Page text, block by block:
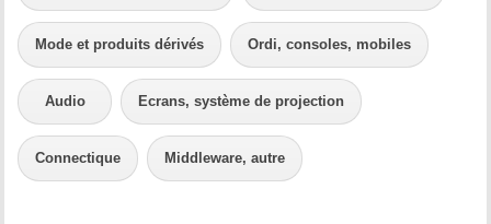
Mode et produits dérivés Ordi, consoles, mobiles
Audio Ecrans, système de projection
Connectique Middleware, autre